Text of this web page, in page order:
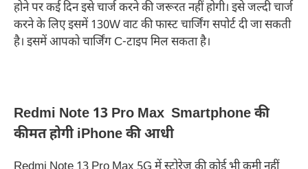
होने पर कई दिन इसे चार्ज करने की जरूरत नहीं होगी। इसे जल्दी चार्ज
करने के लिए इसमें 130W वाट की फास्ट चार्जिंग सपोर्ट दी जा सकती
है। इसमें आपको चार्जिंग C-टाइप मिल सकता है।
Redmi Note 13 Pro Max Smartphone की
कीमत होगी iPhone की आधी